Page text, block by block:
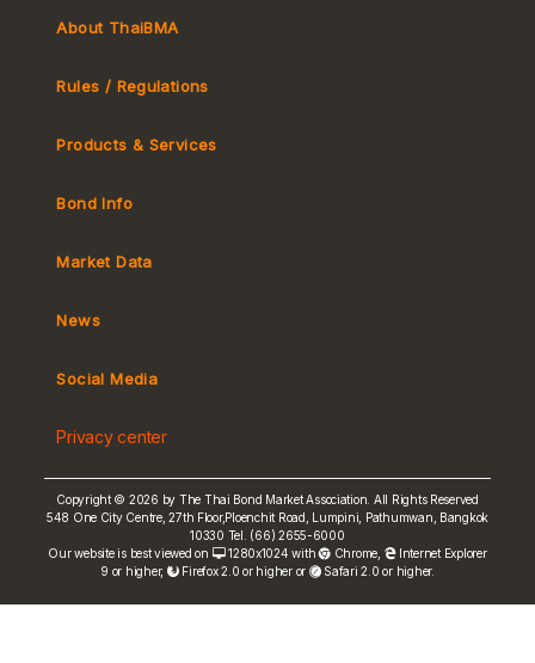
About ThaiBMA
Rules / Regulations
Market Convention
Products & Services
Bond Info
Market Data
Yield Curve
Non-resident Flows
FRN Rate
News
Social Media
Privacy center
Copyright © 2026 by The Thai Bond Market Association. All Rights Reserved
548 One City Centre, 27th Floor,Ploenchit Road, Lumpini, Pathumwan, Bangkok
10330 Tel. (66) 2655-6000
Our website is best viewed on
1280x1024 with Chrome
Internet Explorer
9 or higher,
Firefox 2.0 or higher or Safari 2.0 or higher.